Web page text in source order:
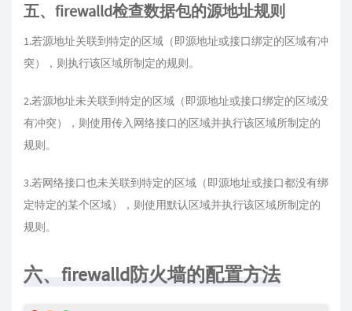
五、firewalld检查数据包的源地址规则
1.若源地址关联到特定的区域（即源地址或接口绑定的区域有冲
突），则执行该区域所制定的规则。
2.若源地址未关联到特定的区域（即源地址或接口绑定的区域没
有冲突），则使用传入网络接口的区域并执行该区域所制定的
规则。
3.若网络接口也未关联到特定的区域（即源地址或接口都没有绑
定特定的某个区域），则使用默认区域并执行该区域所制定的
规则。
六、firewalld防火墙的配置方法